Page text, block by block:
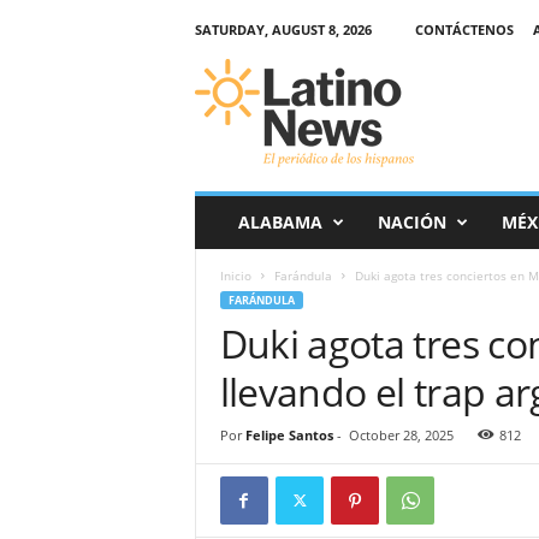
SATURDAY, AUGUST 8, 2026 CONTÁCTENOS
r
ALABAMA NACIÓN
Inicio Farándula Duki agota tres conciertos en
FARÁNDULA
Duki agota tres
llevando el trap
Por Felipe Santos- October 28, 2025 812